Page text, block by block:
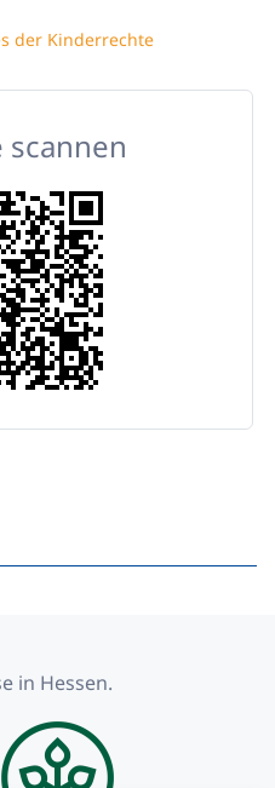
der Kinderrechte
scannen
in Hessen.